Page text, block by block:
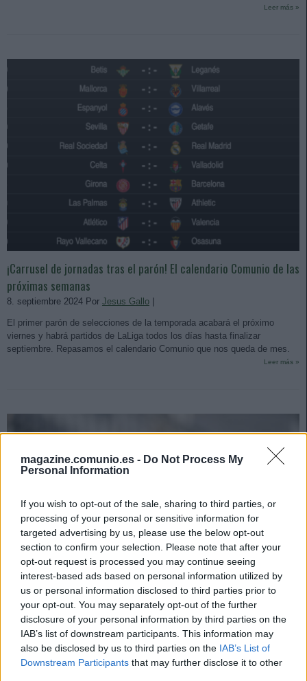
magazine.comunio.es - Do Not Process My
Personal Information
If you wish to opt-out of the sale, sharing to third parties, or
processing of your personal or sensitive information for
targeted advertising by us, please use the below opt-out
section to confirm your selection. Please note that after your
opt-out request is processed you may continue seeing
interest-based ads based on personal information utilized by
us or personal information disclosed to third parties prior to
your opt-out. You may separately opt-out of the further
disclosure of your personal information by third parties on the
IAB’s list of downstream participants. This information may
also be disclosed by us to third parties on the IAB’s List of
Downstream Participants that may further disclose it to other
Leer más »
¡Carrusel de jornadas tras el parón! El calendario Comunio de las
próximas semanas
8. septiembre 2024 Por Jesus Gallo |
El primer parón de selecciones de la temporada acabará el próximo
viernes y habrá partidos de LaLiga todos los días hasta finalizar
septiembre. Repasamos el calendario Comunio que nos queda de mes.
Leer más »
El calendario de LaLiga 2024/25: ¡Todo arranca el 15-16 de
agosto!
Jesus Gallo